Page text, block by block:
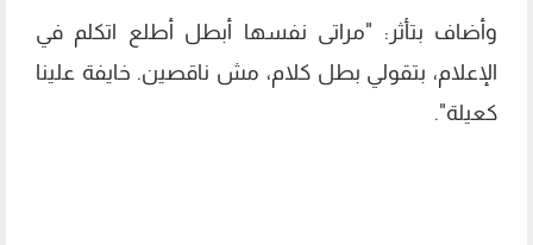
وأضاف بتأثر: "مراتى نفسها أبطل أطلع اتكلم في
الإعلام، بتقولي بطل كلام، مش ناقصين. خايفة علينا
كعيلة".